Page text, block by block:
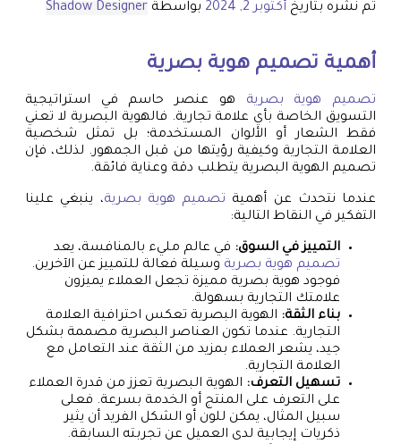
تم نشره بتاريخ أكتوبر 2, 2024 بواسطة Shadow Designer
أهمية تصميم هوية بصرية
تصميم هوية بصرية هو عنصر حاسم في استراتيجية
التسويق الخاصة بأي علامة تجارية. فالهوية البصرية لا تعني
فقط الشعار أو الألوان المستخدمة؛ بل تمثل شخصية
العلامة التجارية وكيفية رؤيتها من قبل الجمهور. لذلك، فإن
تصميم الهوية البصرية يتطلب دقة وعناية فائقة.
عندما نتحدث عن أهمية تصميم هوية بصرية، ينبغي علينا
التفكير في النقاط التالية:
التمييز في السوق: في عالم مليء بالمنافسة، يعد
تصميم هوية بصرية وسيلة فعالة للتمييز عن الآخرين.
فوجود هوية بصرية مميزة تجعل العملاء يميزون
علامتك التجارية بسهولة.
بناء الثقة: الهوية البصرية تعكس احترافية العلامة
التجارية. عندما تكون العناصر البصرية مصممة بشكل
جيد، يشعر العملاء بمزيد من الثقة عند التعامل مع
العلامة التجارية.
تسهيل التعرف: الهوية البصرية تعزز من قدرة العملاء
على التعرف على المنتج أو الخدمة بسرعة. فعلى
سبيل المثال، يمكن للون أو الشكل الفريد أن يثير
ذكريات إيجابية لدى العميل عن تجربته السابقة.